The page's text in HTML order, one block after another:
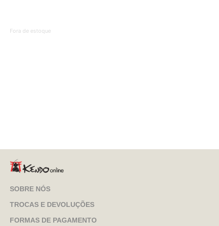
Fora de estoque
SOBRE NÓS
TROCAS E DEVOLUÇÕES
FORMAS DE PAGAMENTO